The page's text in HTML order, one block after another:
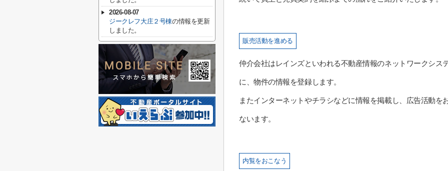
販売活動を進める
仲介会社はレインズといわれる不動産情報のネットワークシス
に、物件の情報を登録します。
またインターネットやチラシなどに情報を掲載し、広告活動を
ないます。
内覧をおこなう
2026-08-07
ジークレフ大庄２号棟の情報を更新
しました。